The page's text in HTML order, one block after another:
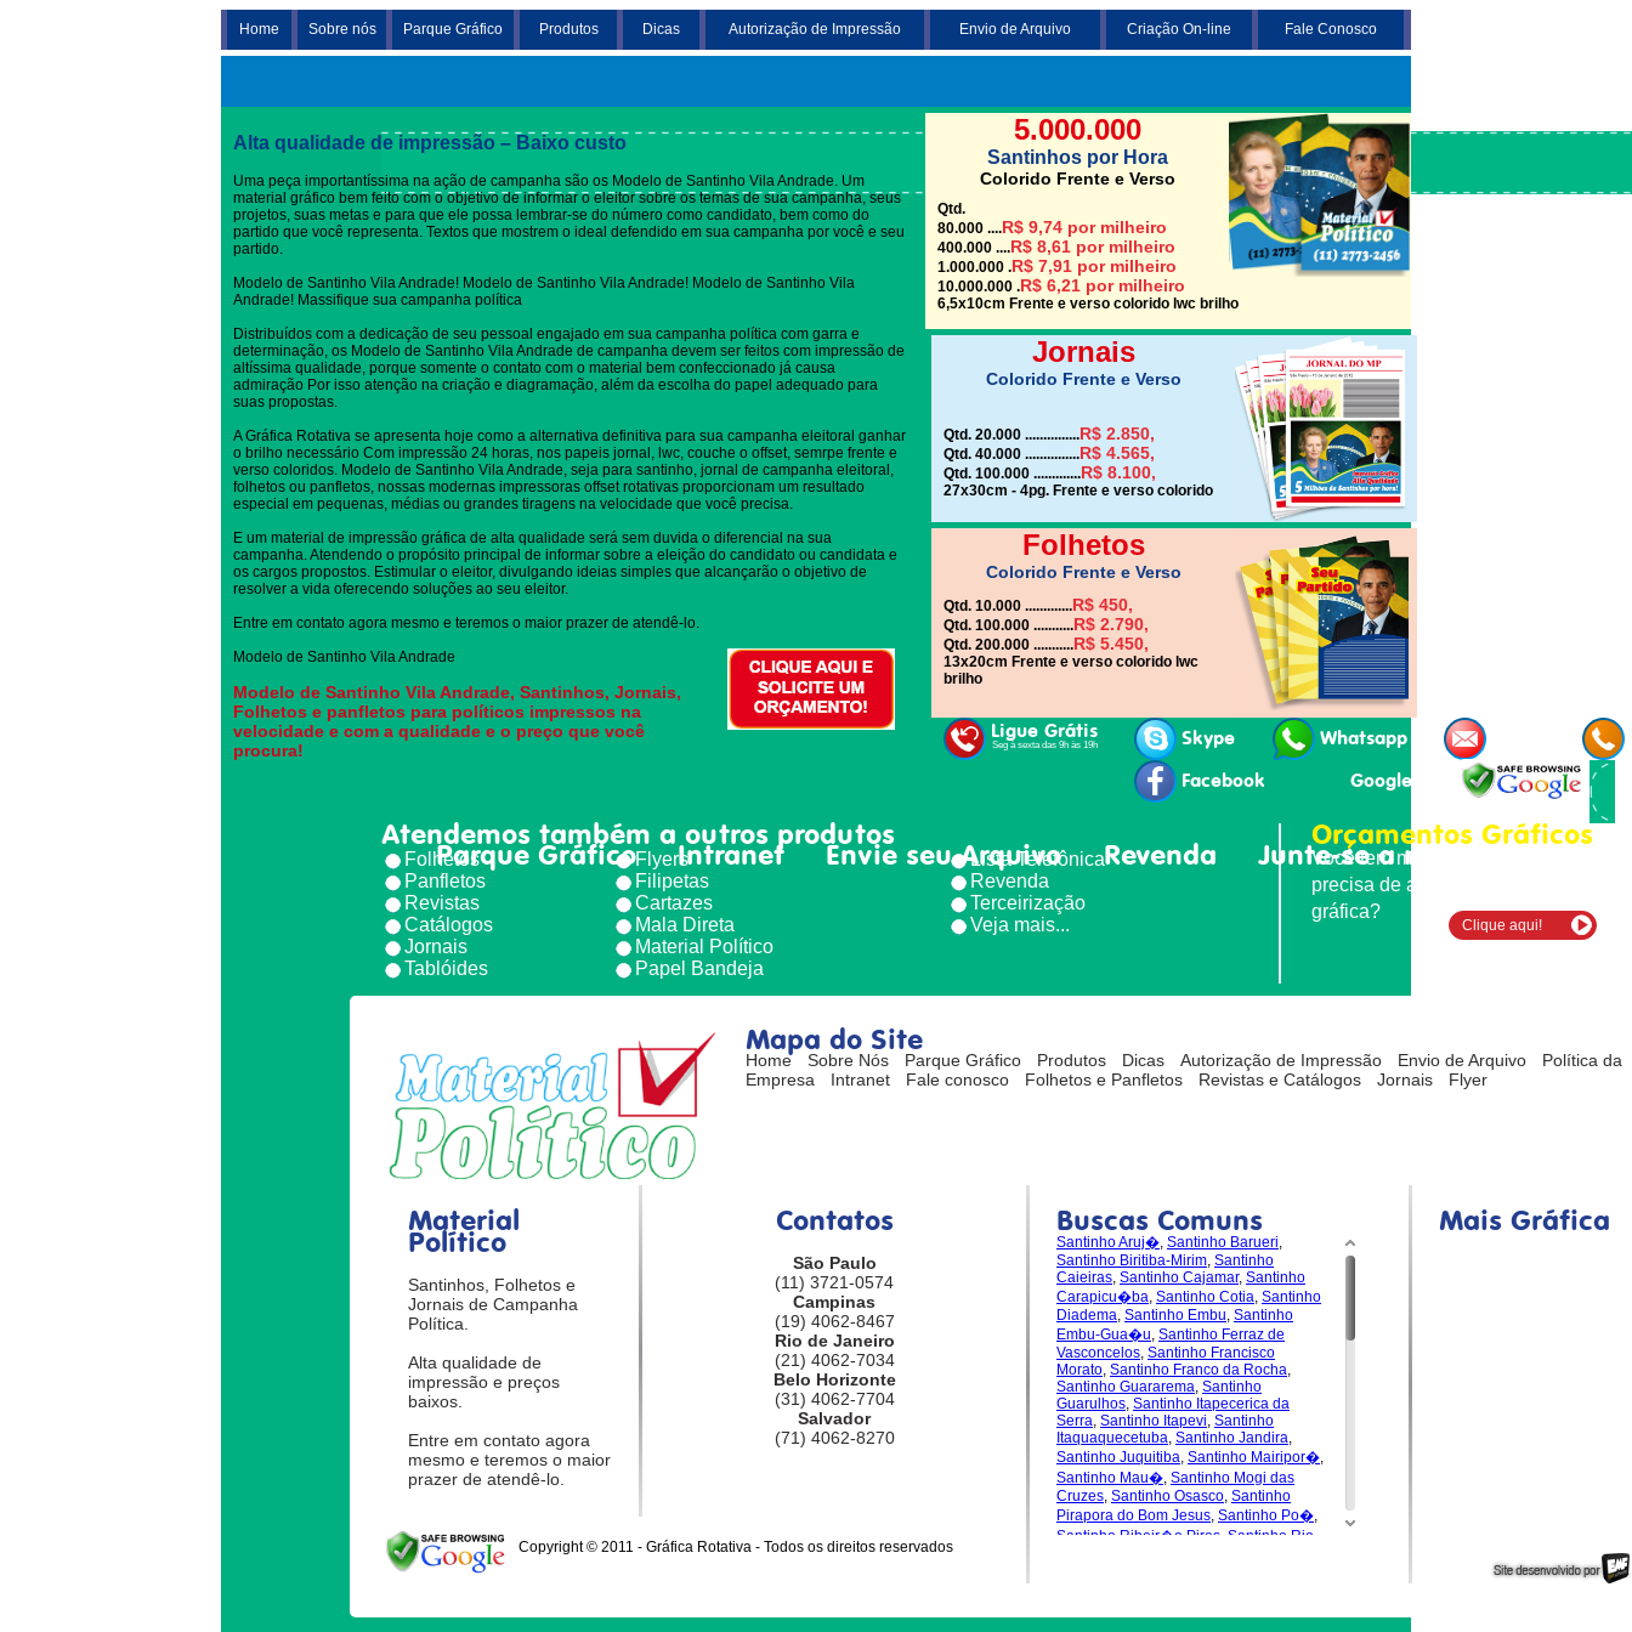
Home Sobre nós Parque Gráfico Produtos Dicas Autorização de Impressão Envio de Arquivo Criação On-line Fale Conosco
Alta qualidade de impressão – Baixo custo
Uma peça importantíssima na ação de campanha são os Modelo de Santinho Vila Andrade. Um
material gráfico bem feito com o objetivo de informar o eleitor sobre os temas de sua campanha, seus
projetos, suas metas e para que ele possa lembrar-se do número como candidato, bem como do
partido que você representa. Textos que mostrem o ideal defendido em sua campanha por você e seu
partido.
Modelo de Santinho Vila Andrade! Modelo de Santinho Vila Andrade! Modelo de Santinho Vila
Andrade! Massifique sua campanha política
Distribuídos com a dedicação de seu pessoal engajado em sua campanha política com garra e
determinação, os Modelo de Santinho Vila Andrade de campanha devem ser feitos com impressão de
altíssima qualidade, porque somente o contato com o material bem confeccionado já causa
admiração Por isso atenção na criação e diagramação, além da escolha do papel adequado para
suas propostas.
A Gráfica Rotativa se apresenta hoje como a alternativa definitiva para sua campanha eleitoral ganhar
o brilho necessário Com impressão 24 horas, nos papeis jornal, lwc, couche o offset, semrpe frente e
verso coloridos. Modelo de Santinho Vila Andrade, seja para santinho, jornal de campanha eleitoral,
folhetos ou panfletos, nossas modernas impressoras offset rotativas proporcionam um resultado
especial em pequenas, médias ou grandes tiragens na velocidade que você precisa.
E um material de impressão gráfica de alta qualidade será sem duvida o diferencial na sua
campanha. Atendendo o propósito principal de informar sobre a eleição do candidato ou candidata e
os cargos propostos. Estimular o eleitor, divulgando ideias simples que alcançarão o objetivo de
resolver a vida oferecendo soluções ao seu eleitor.
Entre em contato agora mesmo e teremos o maior prazer de atendê-lo.
Modelo de Santinho Vila Andrade
Modelo de Santinho Vila Andrade, Santinhos, Jornais,
Folhetos e panfletos para políticos impressos na
velocidade e com a qualidade e o preço que você
procura!
5.000.000
Santinhos por Hora
Colorido Frente e Verso
Qtd.
80.000 ....R$ 9,74 por milheiro
400.000 ....R$ 8,61 por milheiro
1.000.000 .R$ 7,91 por milheiro
10.000.000 .R$ 6,21 por milheiro
6,5x10cm Frente e verso colorido lwc brilho
Jornais
Colorido Frente e Verso
Qtd. 20.000 ...............R$ 2.850,
Qtd. 40.000 ...............R$ 4.565,
Qtd. 100.000 .............R$ 8.100,
27x30cm - 4pg. Frente e verso colorido
Folhetos
Colorido Frente e Verso
Qtd. 10.000 .............R$ 450,
Qtd. 100.000 ...........R$ 2.790,
Qtd. 200.000 ...........R$ 5.450,
13x20cm Frente e verso colorido lwc
brilho
Ligue Grátis
Seg à sexta das 9h às 19h Skype Whatsapp
Facebook
Google+
Parque Gráfico Intranet Envie seu Arquivo Revenda Junte-se a nós Contatos
Atendemos também a outros produtos
Folhetos
Panfletos
Revistas
Catálogos
Jornais
Tablóides
Flyers
Filipetas
Cartazes
Mala Direta
Material Político
Papel Bandeja
Lista Telefônica
Revenda
Terceirização
Veja mais...
Orçamentos Gráficos
Você tem material para imprimir e
precisa de agilidade e qualidade
gráfica?
Clique aqui!
Mapa do Site
Home Sobre Nós Parque Gráfico Produtos Dicas Autorização de Impressão Envio de Arquivo
Política da
Empresa
Intranet Fale conosco Folhetos e Panfletos Revistas e Catálogos Jornais Flyer
Material
Político
Santinhos, Folhetos e
Jornais de Campanha
Política.
Alta qualidade de
impressão e preços
baixos.
Entre em contato agora
mesmo e teremos o maior
prazer de atendê-lo.
Contatos
São Paulo
(11) 3721-0574
Campinas
(19) 4062-8467
Rio de Janeiro
(21) 4062-7034
Belo Horizonte
(31) 4062-7704
Salvador
(71) 4062-8270
Buscas Comuns
Santinho Aruj�, Santinho Barueri,
Santinho Biritiba-Mirim, Santinho
Caieiras, Santinho Cajamar, Santinho
Carapicu�ba, Santinho Cotia, Santinho
Diadema, Santinho Embu, Santinho
Embu-Gua�u, Santinho Ferraz de
Vasconcelos, Santinho Francisco
Morato, Santinho Franco da Rocha,
Santinho Guararema, Santinho
Guarulhos, Santinho Itapecerica da
Serra, Santinho Itapevi, Santinho
Itaquaquecetuba, Santinho Jandira,
Santinho Juquitiba, Santinho Mairipor�,
Santinho Mau�, Santinho Mogi das
Cruzes, Santinho Osasco, Santinho
Pirapora do Bom Jesus, Santinho Po�,
Santinho Ribeir�o Pires Santinho Rio
Santinho Santo Andr�,Santinho S�o
Mais Gráfica
Copyright © 2011 - Gráfica Rotativa - Todos os direitos reservados